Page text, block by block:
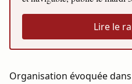
Lire le
Organisation évoquée